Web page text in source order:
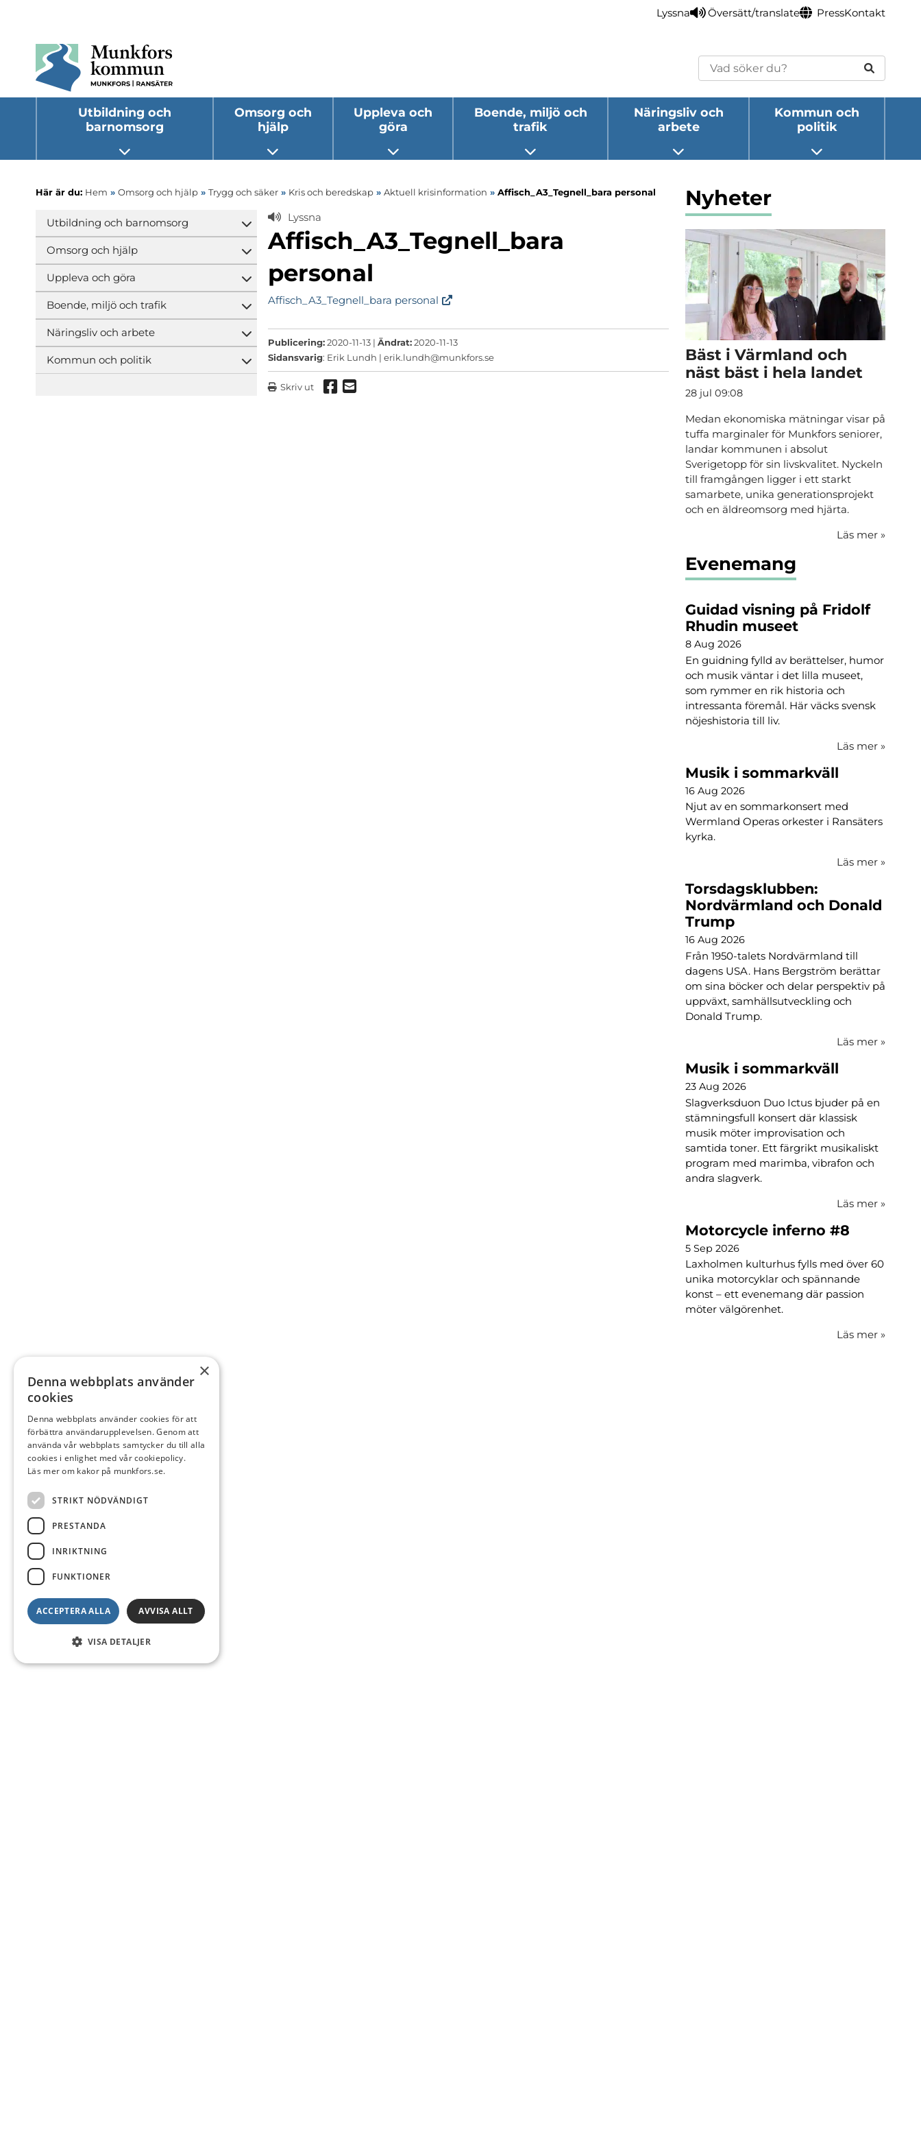
Lyssna Översätt/translate PressKontakt
Sök
Utbildning och
barnomsorg
Öppna undermeny
Omsorg och
hjälp
Öppna undermeny
Uppleva och
göra
Öppna undermeny
Boende, miljö och
trafik
Öppna undermeny
Näringsliv och
arbete
Öppna undermeny
Kommun och
politik
Öppna undermeny
Här är du: Hem » Omsorg och hjälp » Trygg och säker » Kris och beredskap » Aktuell krisinformation » Affisch_A3_Tegnell_bara personal
Utbildning och barnomsorg
Öppna undermeny
Omsorg och hjälp
Öppna undermeny
Uppleva och göra
Öppna undermeny
Boende, miljö och trafik
Öppna undermeny
Näringsliv och arbete
Öppna undermeny
Kommun och politik
Öppna undermeny
Lyssna
Affisch_A3_Tegnell_bara
personal
Affisch_A3_Tegnell_bara personal
Publicering:2020-11-13 |Ändrat:2020-11-13
Sidansvarig: Erik Lundh |erik.lundh@munkfors.se
Skriv ut Dela via Facebook
Dela via mail
Nyheter
Bäst i Värmland och
näst bäst i hela landet
28 jul 09:08
Medan ekonomiska mätningar visar på
tuffa marginaler för Munkfors seniorer,
landar kommunen i absolut
Sverigetopp för sin livskvalitet. Nyckeln
till framgången ligger i ett starkt
samarbete, unika generationsprojekt
och en äldreomsorg med hjärta.
Läs mer »
Evenemang
Guidad visning på Fridolf
Rhudin museet
8 Aug 2026
En guidning fylld av berättelser, humor
och musik väntar i det lilla museet,
som rymmer en rik historia och
intressanta föremål. Här väcks svensk
nöjeshistoria till liv.
Läs mer »
Musik i sommarkväll
16 Aug 2026
Njut av en sommarkonsert med
Wermland Operas orkester i Ransäters
kyrka.
Läs mer »
Torsdagsklubben:
Nordvärmland och Donald
Trump
16 Aug 2026
Från 1950-talets Nordvärmland till
dagens USA. Hans Bergström berättar
om sina böcker och delar perspektiv på
uppväxt, samhällsutveckling och
Donald Trump.
Läs mer »
Musik i sommarkväll
23 Aug 2026
Slagverksduon Duo Ictus bjuder på en
stämningsfull konsert där klassisk
musik möter improvisation och
samtida toner. Ett färgrikt musikaliskt
program med marimba, vibrafon och
andra slagverk.
Läs mer »
Motorcycle inferno #8
5 Sep 2026
Laxholmen kulturhus fylls med över 60
unika motorcyklar och spännande
konst – ett evenemang där passion
möter välgörenhet.
Läs mer »
×
Denna webbplats använder
cookies
Denna webbplats använder cookies för att
förbättra användarupplevelsen. Genom att
använda vår webbplats samtycker du till alla
cookies i enlighet med vår cookiepolicy.
Läs mer om kakor på munkfors.se.
STRIKT NÖDVÄNDIGT
PRESTANDA
INRIKTNING
FUNKTIONER
ACCEPTERA ALLA AVVISA ALLT
VISA DETALJER